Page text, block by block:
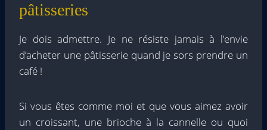
pâtisseries
Je dois admettre. Je ne résiste jamais à l’envie
d’acheter une pâtisserie quand je sors prendre un
café !
Si vous êtes comme moi et que vous aimez avoir
un croissant, une brioche à la cannelle ou quoi